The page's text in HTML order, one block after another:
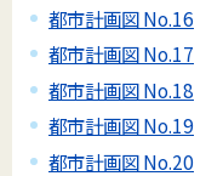
都市計画図 No.16
都市計画図 No.17
都市計画図 No.18
都市計画図 No.19
都市計画図 No.20